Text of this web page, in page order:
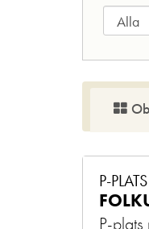
P-PLATS
P-